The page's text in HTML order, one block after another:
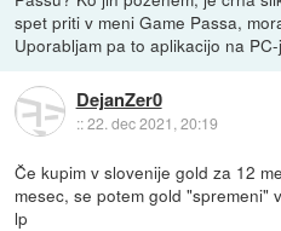
spet priti v meni Game Passa,
Uporabljam pa to aplikacijo na
DejanZer0
::22. dec 2021, 20:19
Če kupim v slovenije gold za 12
mesec, se potem gold "spremeni"
lp